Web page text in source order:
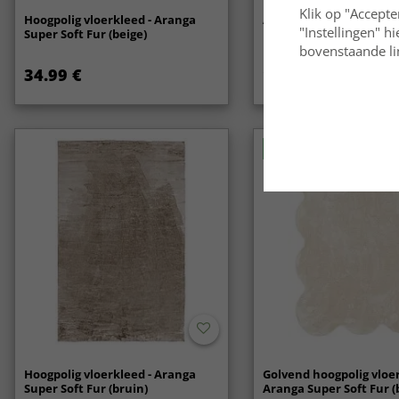
Hoogpolig vloerkleed - Aranga
Super Soft Fur (beige)
34.99 €
Anti-slip
Hoogpolig vloerkleed - Aranga
Super Soft Fur (bruin)
Golvend hoogpolig
Aranga Super Soft Fur
Klik op
"Instellingen"
bovenstaande